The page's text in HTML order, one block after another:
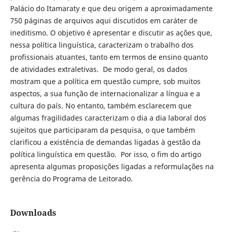
Palácio do Itamaraty e que deu origem a aproximadamente
750 páginas de arquivos aqui discutidos em caráter de
ineditismo. O objetivo é apresentar e discutir as ações que,
nessa política linguística, caracterizam o trabalho dos
profissionais atuantes, tanto em termos de ensino quanto
de atividades extraletivas. De modo geral, os dados
mostram que a política em questão cumpre, sob muitos
aspectos, a sua função de internacionalizar a língua e a
cultura do país. No entanto, também esclarecem que
algumas fragilidades caracterizam o dia a dia laboral dos
sujeitos que participaram da pesquisa, o que também
clarificou a existência de demandas ligadas à gestão da
política linguística em questão. Por isso, o fim do artigo
apresenta algumas proposições ligadas a reformulações na
gerência do Programa de Leitorado.
Downloads